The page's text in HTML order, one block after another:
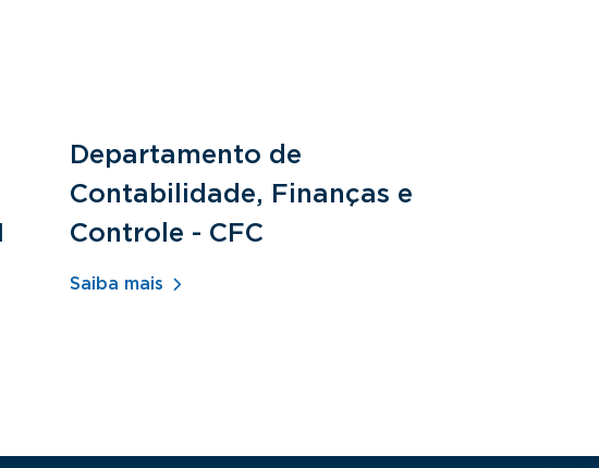
Departamento de
Contabilidade, Finanças e
Controle - CFC
Saiba mais